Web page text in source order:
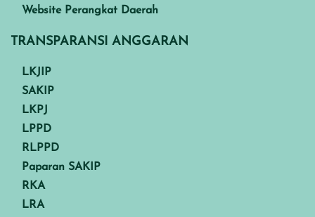
Website Perangkat Daerah
TRANSPARANSI ANGGARAN
LKJIP
SAKIP
LKPJ
LPPD
RLPPD
Paparan SAKIP
RKA
LRA